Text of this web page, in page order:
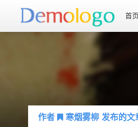
首页
作者 寒烟雾柳 发布的文